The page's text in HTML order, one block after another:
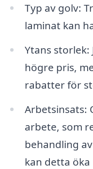
Typ av golv:
laminat kan
Ytans
högre pris,
rabatter för
Arbetsinsats:
arbete, som
behandling
kan detta